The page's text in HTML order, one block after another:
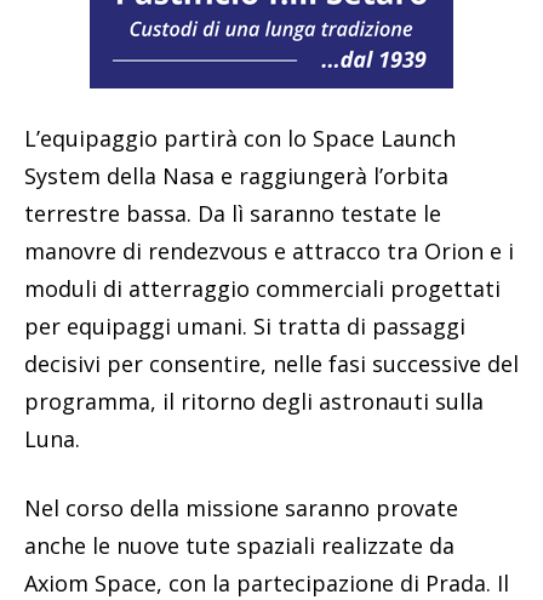
L’equipaggio partirà con lo Space Launch
System della Nasa e raggiungerà l’orbita
terrestre bassa. Da lì saranno testate le
manovre di rendezvous e attracco tra Orion e i
moduli di atterraggio commerciali progettati
per equipaggi umani. Si tratta di passaggi
decisivi per consentire, nelle fasi successive del
programma, il ritorno degli astronauti sulla
Luna.
Nel corso della missione saranno provate
anche le nuove tute spaziali realizzate da
Axiom Space, con la partecipazione di Prada. Il